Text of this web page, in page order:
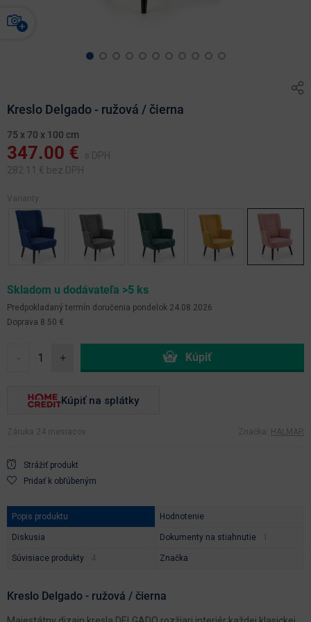
Kreslo Delgado - ružová / čierna
75 x 70 x 100 cm
347.00 €
s DPH
282.11 € bez DPH
Varianty:
Skladom u dodávateľa >5 ks
Predpokladaný termín doručenia pondelok 24.08.2026
Doprava 8.50 €
- +
Kúpiť na splátky
Záruka 24 mesiacov Značka: HALMAR
Strážiť produkt
Pridať k obľúbeným
Popis produktu Hodnotenie
Diskusia Dokumenty na stiahnutie
Súvisiace produkty Značka
Kreslo Delgado - ružová / čierna